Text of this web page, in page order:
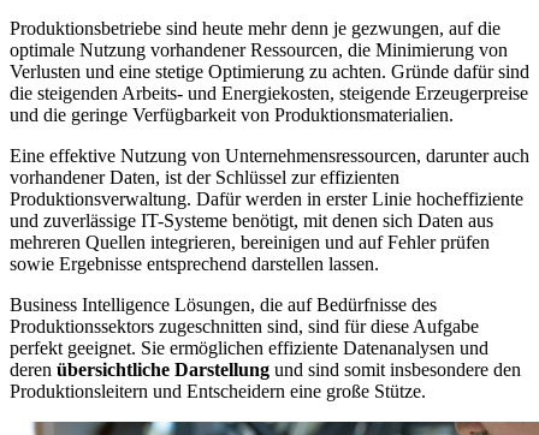
Produktionsbetriebe sind heute mehr denn je gezwungen, auf die
optimale Nutzung vorhandener Ressourcen, die Minimierung von
Verlusten und eine stetige Optimierung zu achten. Gründe dafür sind
die steigenden Arbeits- und Energiekosten, steigende Erzeugerpreise
und die geringe Verfügbarkeit von Produktionsmaterialien.
Eine effektive Nutzung von Unternehmensressourcen, darunter auch
vorhandener Daten, ist der Schlüssel zur effizienten
Produktionsverwaltung. Dafür werden in erster Linie hocheffiziente
und zuverlässige IT-Systeme benötigt, mit denen sich Daten aus
mehreren Quellen integrieren, bereinigen und auf Fehler prüfen
sowie Ergebnisse entsprechend darstellen lassen.
Business Intelligence Lösungen, die auf Bedürfnisse des
Produktionssektors zugeschnitten sind, sind für diese Aufgabe
perfekt geeignet. Sie ermöglichen effiziente Datenanalysen und
deren übersichtliche Darstellung und sind somit insbesondere den
Produktionsleitern und Entscheidern eine große Stütze.